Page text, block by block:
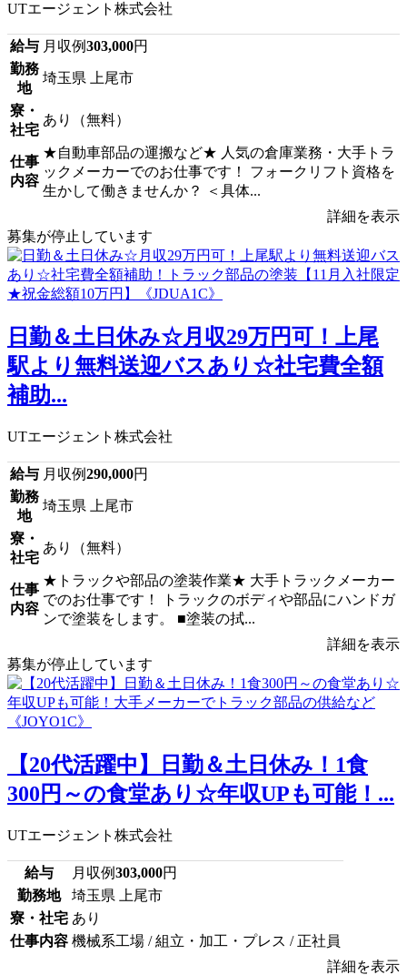
UTエージェント株式会社
給与 月収例303,000円
勤務
地
埼玉県 上尾市
寮・
社宅
あり（無料）
仕事
内容
★自動車部品の運搬など★ 人気の倉庫業務・大手トラ
ックメーカーでのお仕事です！ フォークリフト資格を
生かして働きませんか？ ＜具体...
詳細を表示
募集が停止しています
日勤＆土日休み☆月収29万円可！上尾
駅より無料送迎バスあり☆社宅費全額
補助...
UTエージェント株式会社
給与 月収例290,000円
勤務
地
埼玉県 上尾市
寮・
社宅
あり（無料）
仕事
内容
★トラックや部品の塗装作業★ 大手トラックメーカー
でのお仕事です！ トラックのボディや部品にハンドガ
ンで塗装をします。 ■塗装の拭...
詳細を表示
募集が停止しています
【20代活躍中】日勤＆土日休み！1食
300円～の食堂あり☆年収UPも可能！...
UTエージェント株式会社
給与 月収例303,000円
勤務地
埼玉県 上尾市
寮・社宅 あり
仕事内容 機械系工場 / 組立・加工・プレス / 正社員
詳細を表示